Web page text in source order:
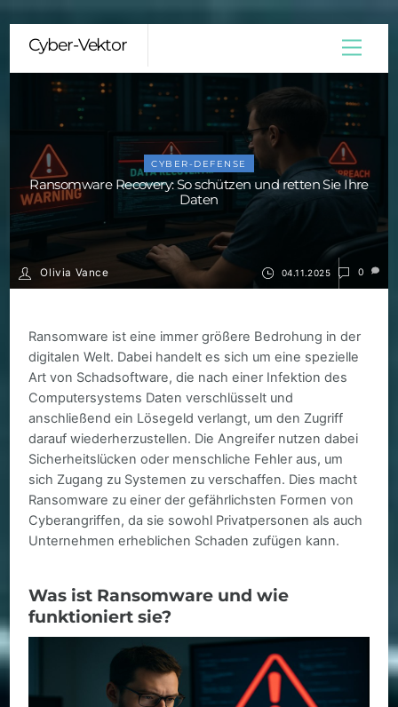
content
Menu
Cyber-Vektor
04.11.2025
Ransomware Recovery: So schützen und retten Sie Ihre
Daten
Olivia Vance
CYBER-DEFENSE
0
Ransomware ist eine immer größere Bedrohung in der
digitalen Welt. Dabei handelt es sich um eine spezielle
Art von Schadsoftware, die nach einer Infektion des
Computersystems Daten verschlüsselt und
anschließend ein Lösegeld verlangt, um den Zugriff
darauf wiederherzustellen. Die Angreifer nutzen dabei
Sicherheitslücken oder menschliche Fehler aus, um
sich Zugang zu Systemen zu verschaffen. Dies macht
Ransomware zu einer der gefährlichsten Formen von
Cyberangriffen, da sie sowohl Privatpersonen als auch
Unternehmen erheblichen Schaden zufügen kann.
Was ist Ransomware und wie
funktioniert sie?